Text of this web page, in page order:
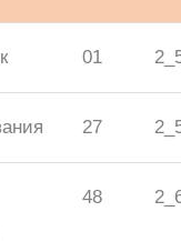
01
27
48